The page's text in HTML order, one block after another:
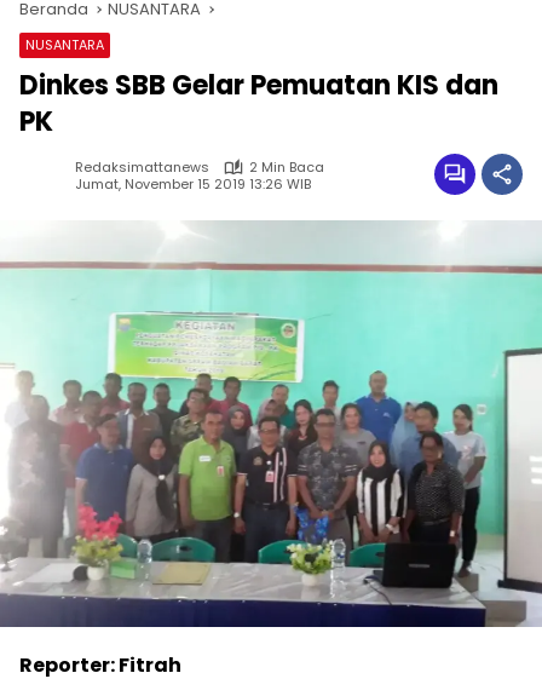
Beranda NUSANTARA
NUSANTARA
Dinkes SBB Gelar Pemuatan KIS dan
PK
Redaksimattanews
2 Min Baca
Jumat, November 15 2019 13:26 WIB
Reporter: Fitrah